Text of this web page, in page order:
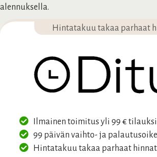
alennuksella.
Hintatakuu takaa parhaat
Ilmainen toimitus yli 99 €
99 päivän vaihto- ja
Hintatakuu takaa parhaat